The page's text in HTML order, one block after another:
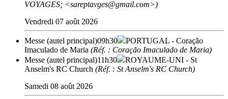
VOYAGES; <sareptavges@gmail.com>)
Vendredi 07 août 2026
Messe (autel principal)09h30 PORTUGAL - Coração
Imaculado de Maria (Réf. : Coração Imaculado de Maria)
Messe (autel principal)11h30 ROYAUME-UNI - St
Anselm's RC Church (Réf. : St Anselm's RC Church)
Samedi 08 août 2026